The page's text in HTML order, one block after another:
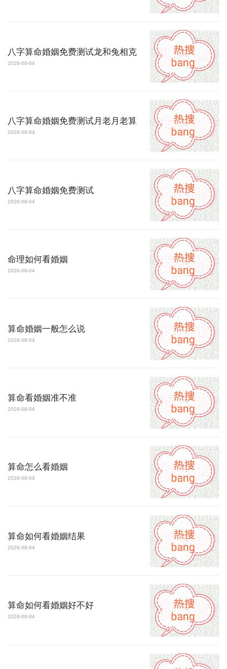
八字算命婚姻免费测试龙和兔相克
2026-08-04
八字算命婚姻免费测试月老月老算
2026-08-04
八字算命婚姻免费测试
2026-08-04
命理如何看婚姻
2026-08-04
算命婚姻一般怎么说
2026-08-04
算命看婚姻准不准
2026-08-04
算命怎么看婚姻
2026-08-04
算命如何看婚姻结果
2026-08-04
算命如何看婚姻好不好
2026-08-04